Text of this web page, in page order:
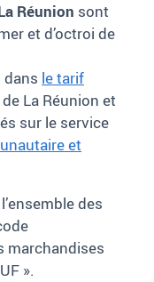
Réunion sont
et d’octroi de
dans le tarif
La Réunion et
sur le service
et
des
marchandises
».